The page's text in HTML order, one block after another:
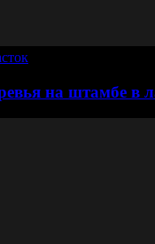
на штамбе в